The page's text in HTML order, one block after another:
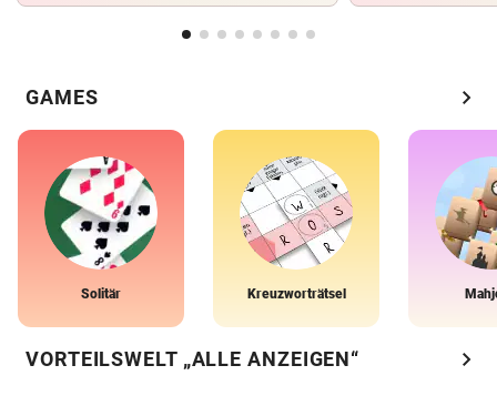
GAMES chevron_right
Solitär Kreuzworträtsel
VORTEILSWELT „ALLE ANZEIGEN“ chevron_right